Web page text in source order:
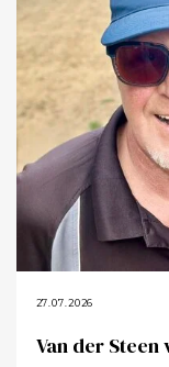
27.07.2026
Van der Steen